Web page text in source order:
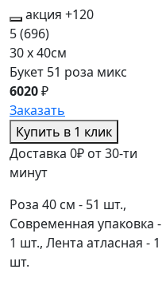
акция +120
5(696)
30 x 40см
Букет 51 роза микс
6020₽
Заказать
Купить в 1 клик
Доставка 0₽ от 30-ти
минут
Роза 40 см - 51 шт.,
Современная упаковка -
1 шт., Лента атласная - 1
шт.